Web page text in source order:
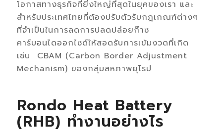
โอกาสทางธุรกิจที่ยิ่งใหญ่ที่สุดในยุคของเรา และ
สำหรับประเทศไทยที่ต้องปรับตัวรับกฎเกณฑ์ต่างๆ
ที่จำเป็นในการลดการปลดปล่อยก๊าซ
คาร์บอนไดออกไซด์ให้สอดรับการเข้มงวดที่เกิด
เช่น CBAM (Carbon Border Adjustment
Mechanism) ของกลุ่มสหภาพยุโรป
Rondo Heat Battery
(RHB) ทำงานอย่างไร